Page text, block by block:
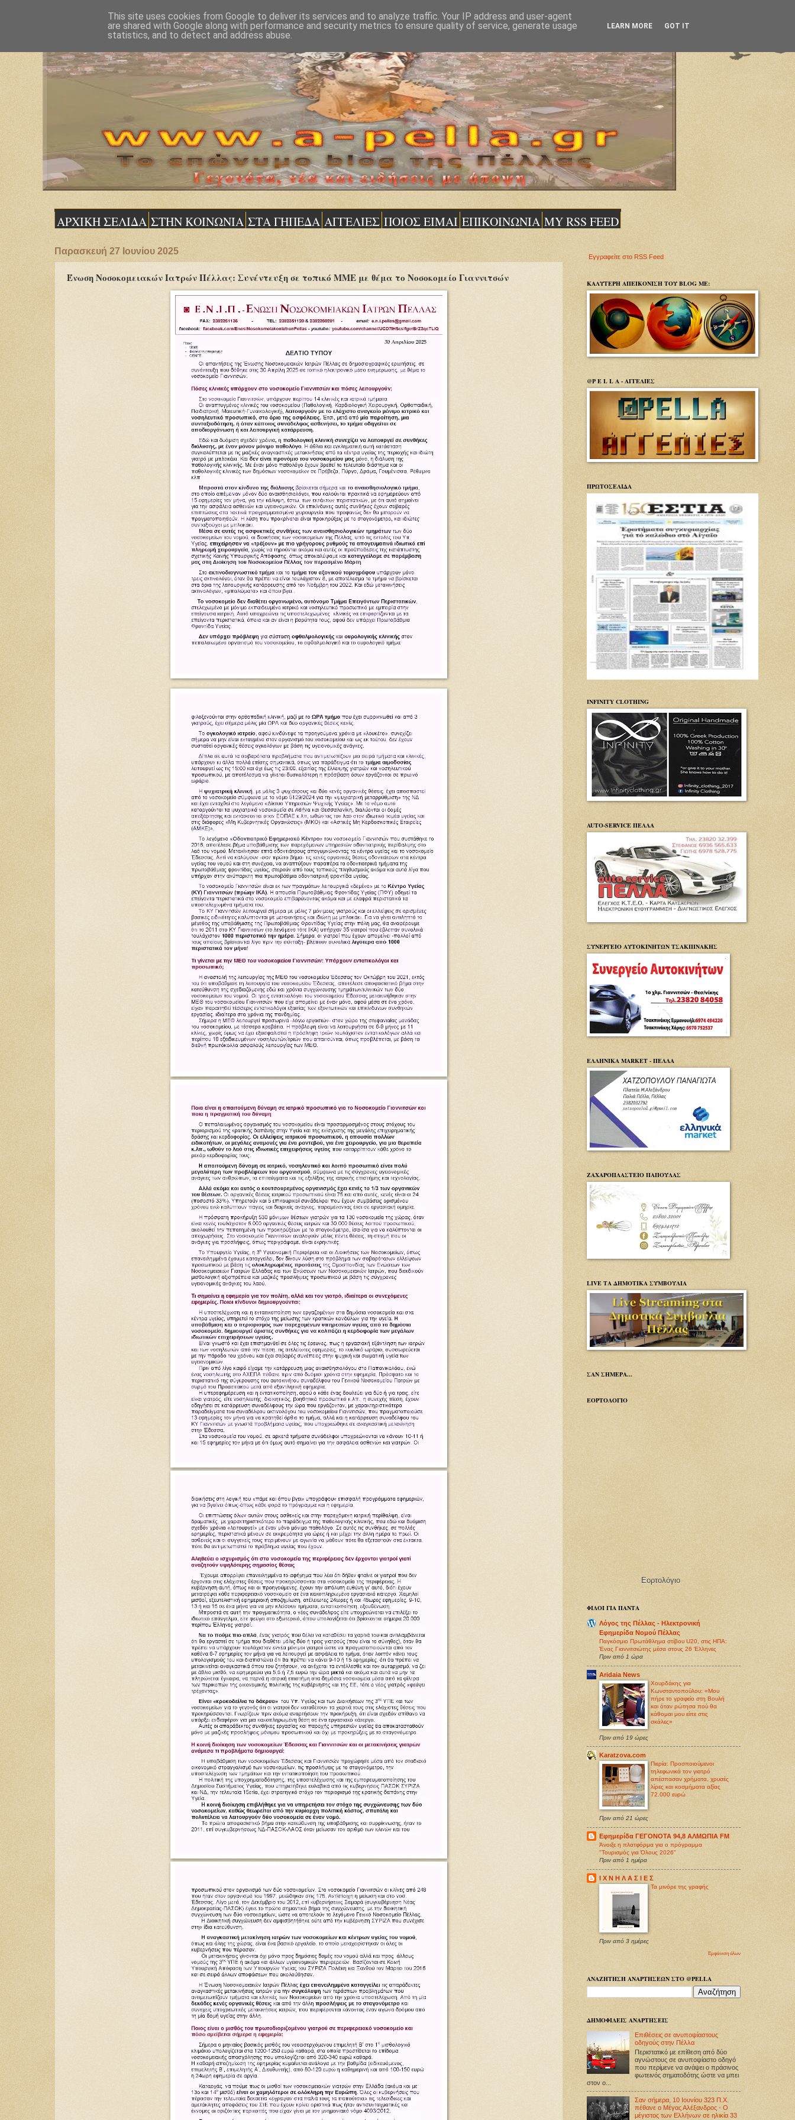
ΑΡΧΙΚΗ ΣΕΛΙΔΑ ΣΤΗΝ ΚΟΙΝΩΝΙΑ ΣΤΑ ΓΗΠΕΔΑ ΑΓΓΕΛΙΕΣ ΠΟΙΟΣ ΕΙΜΑΙ ΕΠΙΚΟΙΝΩΝΙΑ MY RSS FEED
Παρασκευή 27 Ιουνίου 2025
Ένωση Νοσοκομειακών Ιατρών Πέλλας: Συνέντευξη σε τοπικό ΜΜΕ με θέμα το Νοσοκομείο Γιαννιτσών
Εγγραφείτε στο RSS Feed
ΚΑΛΥΤΕΡΗ ΑΠΕΙΚΟΝΙΣΗ ΤΟΥ BLOG ΜΕ:
@P E L L A - ΑΓΓΕΛΙΕΣ
ΠΡΩΤΟΣΕΛΙΔΑ
INFINITY CLOTHING
AUTO-SERVICE ΠΕΛΛΑ
ΣΥΝΕΡΓΕΙΟ ΑΥΤΟΚΙΝΗΤΩΝ ΤΣΑΚΠΙΝΑΚΗΣ
ΕΛΛΗΝΙΚΑ MARKET - ΠΕΛΛΑ
ΖΑΧΑΡΟΠΛΑΣΤΕΙΟ ΠΑΠΟΥΛΑΣ
LIVE ΤΑ ΔΗΜΟΤΙΚΑ ΣΥΜΒΟΥΛΙΑ
ΣΑΝ ΣΗΜΕΡΑ...
ΕΟΡΤΟΛΟΓΙΟ
Εορτολόγιο
ΦΙΛΟΙ ΓΙΑ ΠΑΝΤΑ
Λόγος της Πέλλας - Ηλεκτρονική
Εφημερίδα Νομού Πέλλας
Παγκόσμιο Πρωτάθλημα στίβου U20, στις ΗΠΑ:
Ένας Γιαννιτσιώτης μέσα στους 26 Έλληνες
Πριν από 1 ώρα
Aridaia News
Χουρδάκης για
Κωνσταντοπούλου: «Μου
πήρε το γραφείο στη Βουλή
και όταν ρώτησα πού θα
κάθομαι μου είπε στις
σκάλες»
Πριν από 19 ώρες
Karatzova.com
Πιερία: Προσποιούμενοι
τηλεφωνικά τον γιατρό
απέσπασαν χρήματα, χρυσές
λίρες και κοσμήματα αξίας
72.000 ευρώ
Πριν από 21 ώρες
Εφημερίδα ΓΕΓΟΝΟΤΑ 94,8 ΑΛΜΩΠΙΑ FM
Άνοιξε η πλατφόρμα για ο πρόγραμμα
"Τουρισμός για Όλους 2026"
Πριν από 1 ημέρα
Ι Χ Ν Η Λ Α Σ Ι Ε Σ
Τα μινόρε της γραφής
Πριν από 3 ημέρες
Εμφάνιση όλων
ΑΝΑΖΗΤΗΣΗ ΑΝΑΡΤΗΣΕΩΝ ΣΤΟ @PELLA
ΔΗΜΟΦΙΛΕΙΣ ΑΝΑΡΤΗΣΕΙΣ
Επιθέσεις σε ανυποψίαστους
οδηγούς στην Πέλλα
Περιστατικό με επίθεση από δύο
αγνώστους σε ανυποψίαστο οδηγό
που περίμενε να ανάψει ο πράσινος
φωτεινός σηματοδότης ώστε να μπει
στον ο...
Σαν σήμερα, 10 Ιουνίου 323 Π.Χ.
πέθανε ο Μέγας Αλέξανδρος - Ο
μέγιστος των Ελλήνων σε ηλικία 33
This site uses cookies from Google to deliver its services and to analyze traffic. Your IP address and user-agent
are shared with Google along with performance and security metrics to ensure quality of service, generate usage
statistics, and to detect and address abuse.
LEARN MORE GOT IT